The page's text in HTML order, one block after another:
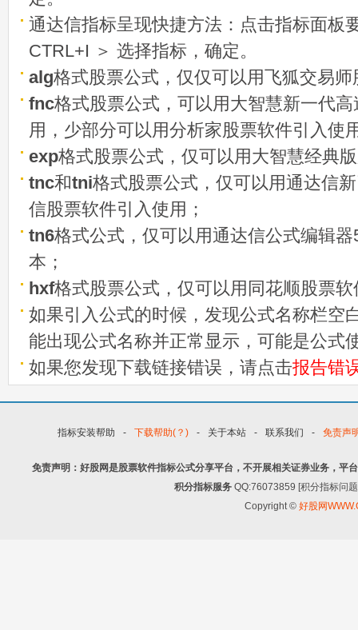
通达信指标呈现快捷方法：点击指标面板
CTRL+I ＞ 选择指标，确定。
alg格式股票公式，仅仅可以用飞狐交易
fnc格式股票公式，可以用大智慧新一代
用，少部分可以用分析家股票软件引入使
exp格式股票公式，仅可以用大智慧经典
tnc和tni格式股票公式，仅可以用通达信
信股票软件引入使用；
tn6格式公式，仅可以用通达信公式编辑
本；
hxf格式股票公式，仅可以用同花顺股票
如果引入公式的时候，发现公式名称栏空
能出现公式名称并正常显示，可能是公式
如果您发现下载链接错误，请点击报告错
指标安装帮助 - 下载帮助(？) - 关于本站 - 联系我们 - 免责声
免责声明：好股网是股票软件指标公式分享平台，不开展相关证券业务，平
积分指标服务 QQ:76073859 [积分指标问
Copyright © 好股网